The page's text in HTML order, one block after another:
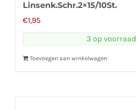
Linsenk.Schr.2×15/10St.
€1,95
3 op voorraad
Toevoegen aan winkelwagen